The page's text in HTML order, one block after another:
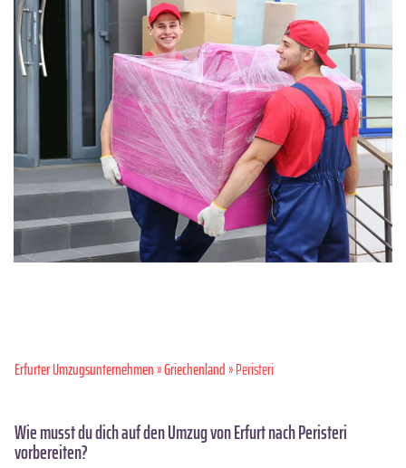
Erfurter Umzugsunternehmen»Griechenland» Peristeri
Wie musst du dich auf den Umzug von Erfurt nach Peristeri
vorbereiten?